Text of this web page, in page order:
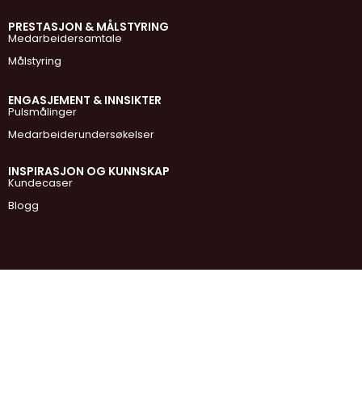
PRESTASJON & MÅLSTYRING
Medarbeidersamtale
Målstyring
ENGASJEMENT & INNSIKTER
Pulsmålinger
Medarbeiderundersøkelser
INSPIRASJON OG KUNNSKAP
Kundecaser
Blogg